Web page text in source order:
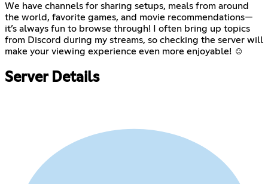
We have channels for sharing setups, meals from around
the world, favorite games, and movie recommendations—
it’s always fun to browse through! I often bring up topics
from Discord during my streams, so checking the server will
make your viewing experience even more enjoyable! ☺️
Server Details